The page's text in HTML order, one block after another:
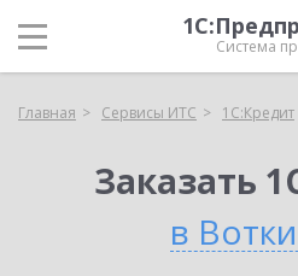
Система
Главная Сервисы ИТС 1С:Кредит
Заказать
в